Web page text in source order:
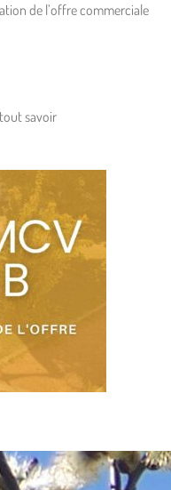
de l’offre commerciale
savoir